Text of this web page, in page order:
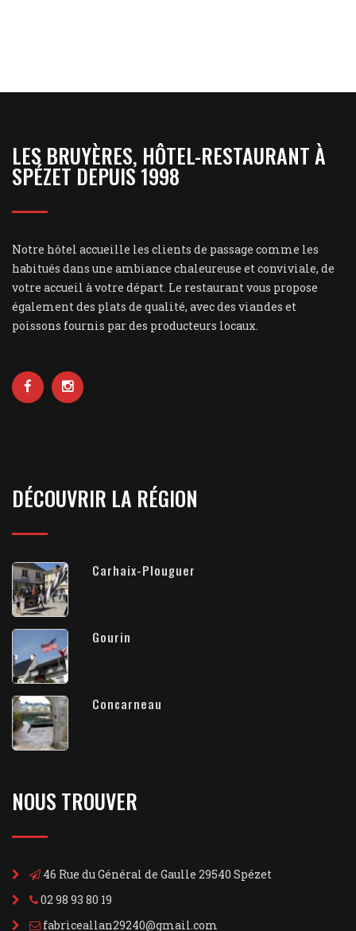
LES BRUYÈRES, HÔTEL-RESTAURANT À
SPÉZET DEPUIS 1998
Notre hôtel accueille les clients de passage comme les
habitués dans une ambiance chaleureuse et conviviale, de
votre accueil à votre départ. Le restaurant vous propose
également des plats de qualité, avec des viandes et
poissons fournis par des producteurs locaux.
DÉCOUVRIR LA RÉGION
Carhaix-Plouguer
Gourin
Concarneau
NOUS TROUVER
46 Rue du Général de Gaulle 29540 Spézet
02 98 93 80 19
fabriceallan29240@gmail.com